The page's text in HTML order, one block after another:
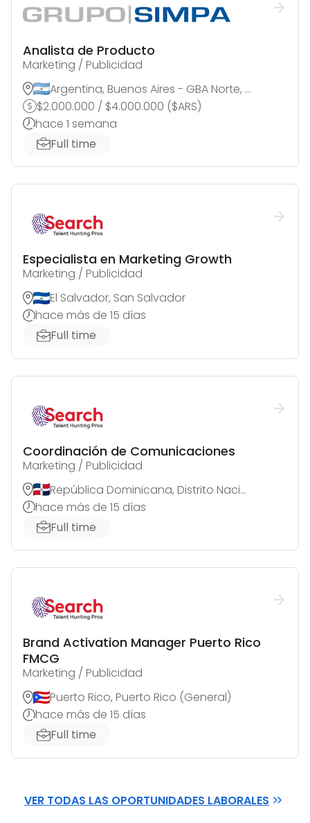
Analista de Producto
Marketing / Publicidad
Argentina, Buenos Aires - GBA Norte, Martinez
$2.000.000 / $4.000.000 ($ARS)
hace 1 semana
Full time
Especialista en Marketing Growth
Marketing / Publicidad
El Salvador, San Salvador
hace más de 15 días
Full time
Coordinación de Comunicaciones
Marketing / Publicidad
República Dominicana, Distrito Nacional
hace más de 15 días
Full time
Brand Activation Manager Puerto Rico
FMCG
Marketing / Publicidad
Puerto Rico, Puerto Rico (General)
hace más de 15 días
Full time
VER TODAS LAS OPORTUNIDADES LABORALES